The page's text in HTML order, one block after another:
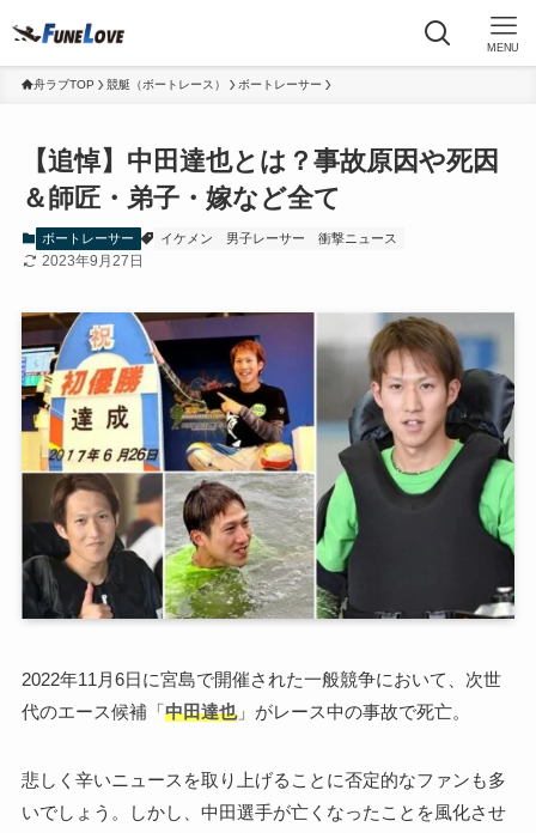
MENU
舟ラブTOP 競艇（ボートレース） ボートレーサー
【追悼】中田達也とは？事故原因や死因
＆師匠・弟子・嫁など全て
ボートレーサー イケメン 男子レーサー 衝撃ニュース
2023年9月27日
2022年11月6日に宮島で開催された一般競争において、次世
代のエース候補「中田達也」がレース中の事故で死亡。
悲しく辛いニュースを取り上げることに否定的なファンも多
いでしょう。しかし、中田選手が亡くなったことを風化させ